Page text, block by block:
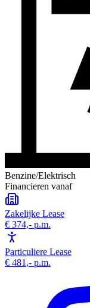
Benzine/Elektrisch
Financieren vanaf
Zakelijke Lease
€ 374,- p.m.
Particuliere Lease
€ 481,- p.m.